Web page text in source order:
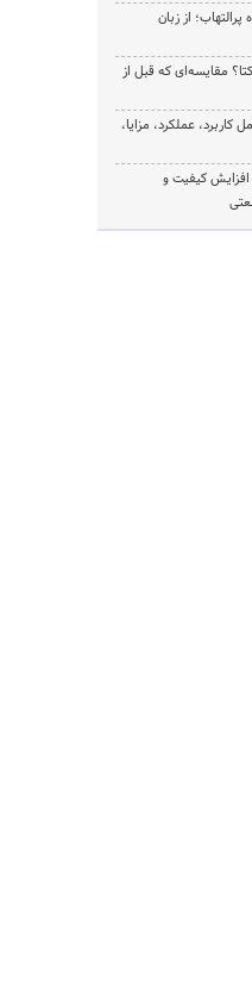
از زبان
مقایسه‌ای که قبل از
عملکرد، مزایا،
کیفیت و